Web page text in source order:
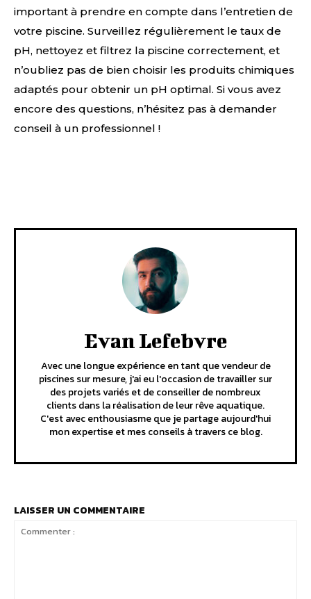
important à prendre en compte dans l’entretien de
votre piscine. Surveillez régulièrement le taux de
pH, nettoyez et filtrez la piscine correctement, et
n’oubliez pas de bien choisir les produits chimiques
adaptés pour obtenir un pH optimal. Si vous avez
encore des questions, n’hésitez pas à demander
conseil à un professionnel !
Evan Lefebvre
Avec une longue expérience en tant que vendeur de
piscines sur mesure, j'ai eu l'occasion de travailler sur
des projets variés et de conseiller de nombreux
clients dans la réalisation de leur rêve aquatique.
C'est avec enthousiasme que je partage aujourd'hui
mon expertise et mes conseils à travers ce blog.
LAISSER UN COMMENTAIRE